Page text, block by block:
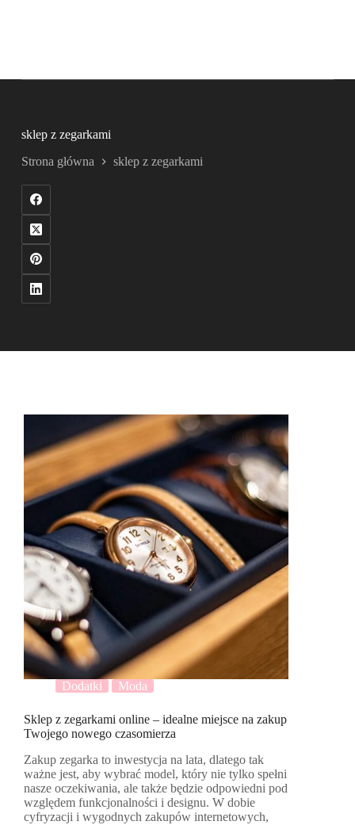
sklep z zegarkami
Strona główna sklep z zegarkami
Dodatki Moda
Sklep z zegarkami online – idealne miejsce na zakup
Twojego nowego czasomierza
Zakup zegarka to inwestycja na lata, dlatego tak
ważne jest, aby wybrać model, który nie tylko spełni
nasze oczekiwania, ale także będzie odpowiedni pod
względem funkcjonalności i designu. W dobie
cyfryzacji i wygodnych zakupów internetowych,